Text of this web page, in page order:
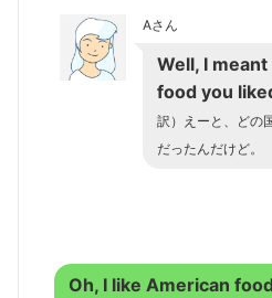
Aさん
Well, I
food you
訳）えーと、どの
だったんだけど。
Oh, I like American